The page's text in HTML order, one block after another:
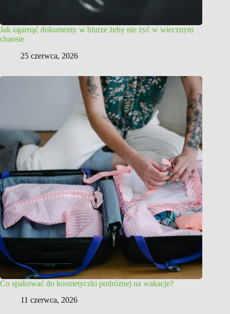
Jak ogarnąć dokumenty w biurze żeby nie żyć w wiecznym
chaosie
25 czerwca, 2026
Co spakować do kosmetyczki podróżnej na wakacje?
11 czerwca, 2026